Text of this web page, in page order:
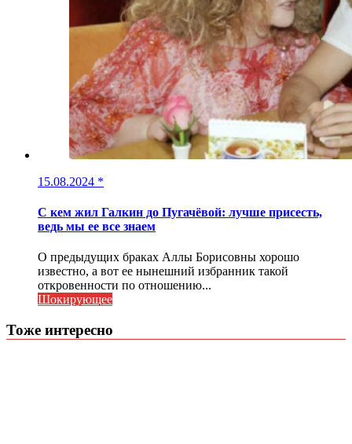
15.08.2024 *
С кем жил Галкин до Пугачёвой: лучше присесть,
ведь мы ее все знаем
О предыдущих браках Аллы Борисовны хорошо
известно, а вот ее нынешний избранник такой
откровенности по отношению...
Шокирующее
Тоже интересно